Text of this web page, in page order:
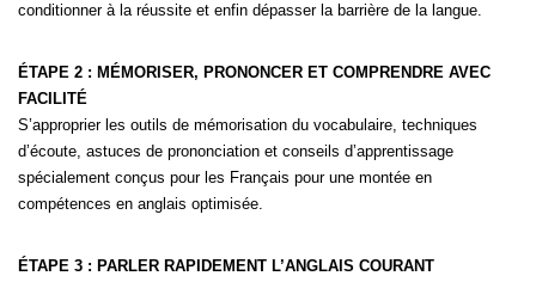
conditionner à la réussite et enfin dépasser la barrière de la langue.
ÉTAPE 2 : MÉMORISER, PRONONCER ET COMPRENDRE AVEC
FACILITÉ
S’approprier les outils de mémorisation du vocabulaire, techniques
d’écoute, astuces de prononciation et conseils d’apprentissage
spécialement conçus pour les Français pour une montée en
compétences en anglais optimisée.
ÉTAPE 3 : PARLER RAPIDEMENT L’ANGLAIS COURANT